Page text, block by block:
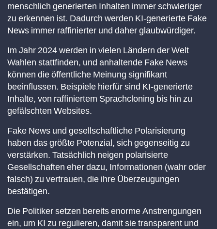
menschlich generierten Inhalten immer schwieriger
zu erkennen ist. Dadurch werden KI-generierte Fake
News immer raffinierter und daher glaubwürdiger.
Im Jahr 2024 werden in vielen Ländern der Welt
Wahlen stattfinden, und anhaltende Fake News
können die öffentliche Meinung signifikant
beeinflussen. Beispiele hierfür sind KI-generierte
Inhalte, von raffiniertem Sprachcloning bis hin zu
gefälschten Websites.
Fake News und gesellschaftliche Polarisierung
haben das größte Potenzial, sich gegenseitig zu
verstärken. Tatsächlich neigen polarisierte
Gesellschaften eher dazu, Informationen (wahr oder
falsch) zu vertrauen, die ihre Überzeugungen
bestätigen.
Die Politiker setzen bereits enorme Anstrengungen
ein, um KI zu regulieren, damit sie transparent und